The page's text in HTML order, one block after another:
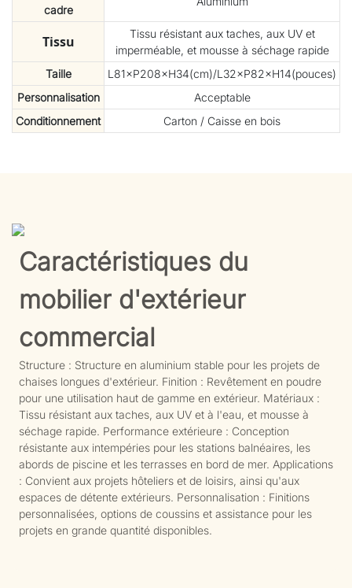
cadre
Tissu
Tissu résistant aux taches, aux UV et
imperméable, et mousse à séchage rapide
Taille
L81×P208×H34(cm)/L32×P82×H14(pouces)
Personnalisation
Acceptable
Conditionnement
Carton / Caisse en bois
Caractéristiques du
mobilier d'extérieur
commercial
Structure : Structure en aluminium stable pour les projets de
chaises longues d'extérieur. Finition : Revêtement en poudre
pour une utilisation haut de gamme en extérieur. Matériaux :
Tissu résistant aux taches, aux UV et à l'eau, et mousse à
séchage rapide. Performance extérieure : Conception
résistante aux intempéries pour les stations balnéaires, les
abords de piscine et les terrasses en bord de mer. Applications
: Convient aux projets hôteliers et de loisirs, ainsi qu'aux
espaces de détente extérieurs. Personnalisation : Finitions
personnalisées, options de coussins et assistance pour les
projets en grande quantité disponibles.